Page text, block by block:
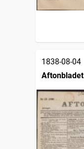
1838-08-04
Aftonbladet